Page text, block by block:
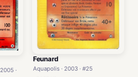
·
Feunard
Aquapolis · 2003 · #25